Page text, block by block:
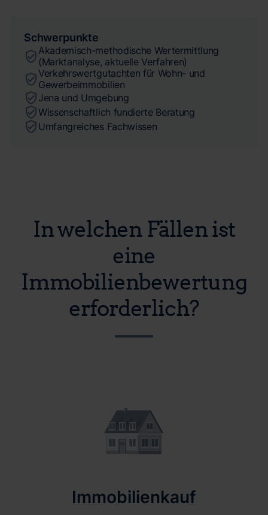
Schwerpunkte
Akademisch-methodische Wertermittlung
(Marktanalyse, aktuelle Verfahren)
Verkehrswertgutachten für Wohn- und
Gewerbeimmobilien
Jena und Umgebung
Wissenschaftlich fundierte Beratung
Umfangreiches Fachwissen
In welchen Fällen ist
eine
Immobilienbewertung
erforderlich?
Immobilienkauf